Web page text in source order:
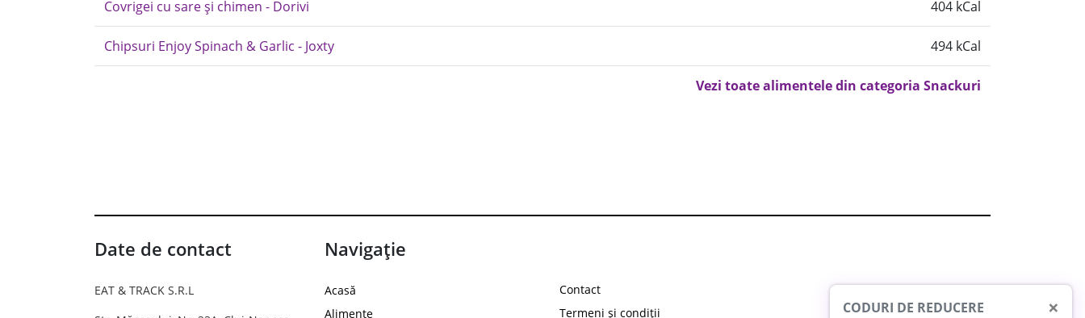
Covrigei cu sare și chimen - Dorivi 404 kCal
Chipsuri Enjoy Spinach & Garlic - Joxty 494 kCal
Vezi toate alimentele din categoria Snackuri
Date de contact
EAT & TRACK S.R.L
Navigație
Acasă
Alimente
Contact
Termeni și condiții
CODURI DE REDUCERE ×